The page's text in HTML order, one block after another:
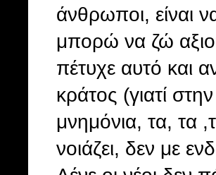
άνθρωποι, είναι
μπορώ να ζώ
πέτυχε αυτό και
κράτος (γιατί
μνημόνια, τα, τα
νοιάζει, δεν με